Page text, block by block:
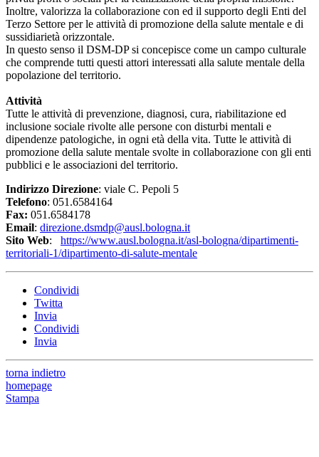
Inoltre, valorizza la collaborazione con ed il supporto degli Enti del
Terzo Settore per le attività di promozione della salute mentale e di
sussidiarietà orizzontale.
In questo senso il DSM-DP si concepisce come un campo culturale
che comprende tutti questi attori interessati alla salute mentale della
popolazione del territorio.
Attività
Tutte le attività di prevenzione, diagnosi, cura, riabilitazione ed
inclusione sociale rivolte alle persone con disturbi mentali e
dipendenze patologiche, in ogni età della vita. Tutte le attività di
promozione della salute mentale svolte in collaborazione con gli enti
pubblici e le associazioni del territorio.
Indirizzo Direzione: viale C. Pepoli 5
Telefono: 051.6584164
Fax: 051.6584178
Email: direzione.dsmdp@ausl.bologna.it
Sito Web: https://www.ausl.bologna.it/asl-bologna/dipartimenti-
territoriali-1/dipartimento-di-salute-mentale
Condividi
Twitta
Invia
Condividi
Invia
torna indietro
homepage
Stampa